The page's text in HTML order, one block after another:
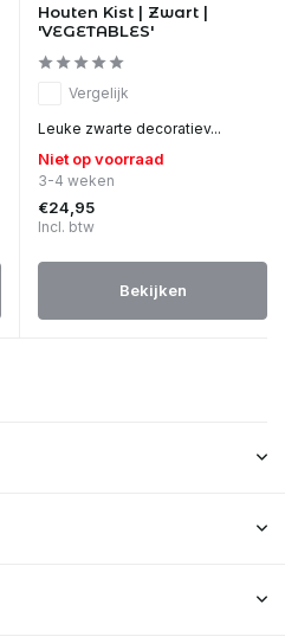
Houten Kist | Zwart |
'VEGETABLES'
Vergelijk
Leuke zwarte decoratiev...
Niet op voorraad
3-4 weken
€24,95
Incl. btw
Bekijken